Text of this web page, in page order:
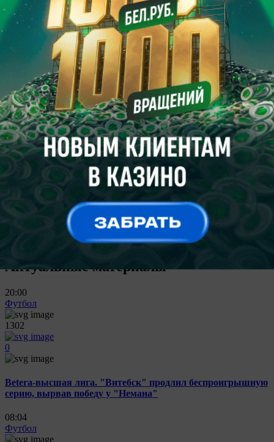
Болонья
1
Последние 5 матчей
5 декабря 2010, 16:00 Чемпионат Италии. 2010-12-05 16:00:00
Лечче
1
Дженоа
3
31 мая 2009, 16:00 Чемпионат Италии. 2009-05-31 16:00:00
Дженоа
4
Лечче
1
18 января 2009, 16:00 Чемпионат Италии. 2009-01-18 16:00:00
Лечче
Дженоа
Все матчи
Актуальные материалы
20:00
Футбол
1302
0
Betera-высшая лига. "Витебск" продлил беспроигрышную
серию, вырвав победу у "Немана"
08:04
Футбол